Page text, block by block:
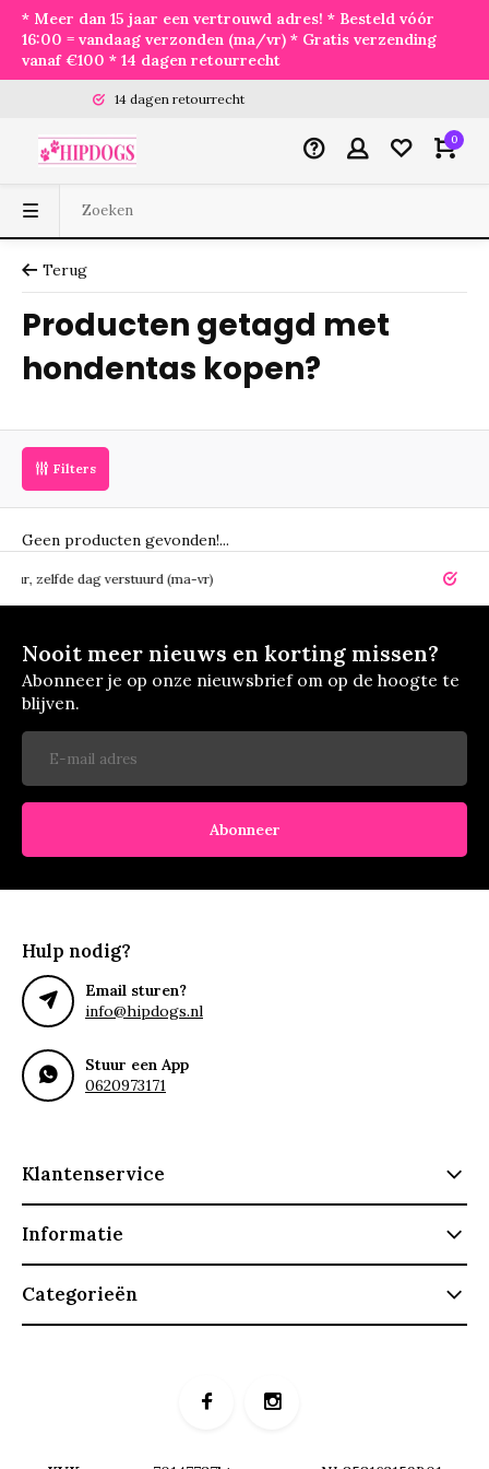
* Meer dan 15 jaar een vertrouwd adres! * Besteld vóór
16:00 = vandaag verzonden (ma/vr) * Gratis verzending
vanaf €100 * 14 dagen retourrecht
14 dagen retourrecht
0
Terug
Producten getagd met
hondentas kopen?
Filters
Geen producten gevonden!...
dag verstuurd (ma-vr) 14 dagen
Nooit meer nieuws en korting missen?
Abonneer je op onze nieuwsbrief om op de hoogte te
blijven.
Abonneer
Hulp nodig?
Email sturen?
info@hipdogs.nl
Stuur een App
0620973171
Klantenservice
Informatie
Categorieën